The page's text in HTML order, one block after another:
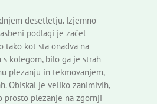
desetletju. Izjemno
podlagi je začel
tako kot sta onadva na
kolegom, bilo ga je strah
plezanju in tekmovanjem,
Obiskal je veliko zanimivih,
prosto plezanje na zgornji